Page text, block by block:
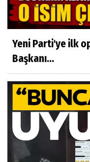
Yeni Parti'ye ilk
Başkanı...